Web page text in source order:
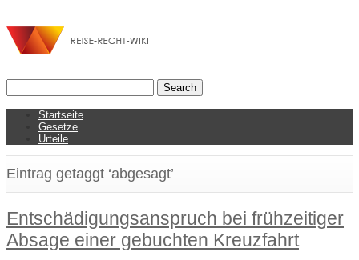
Startseite
Gesetze
Urteile
Eintrag getaggt ‘abgesagt’
Entschädigungsanspruch bei frühzeitiger
Absage einer gebuchten Kreuzfahrt